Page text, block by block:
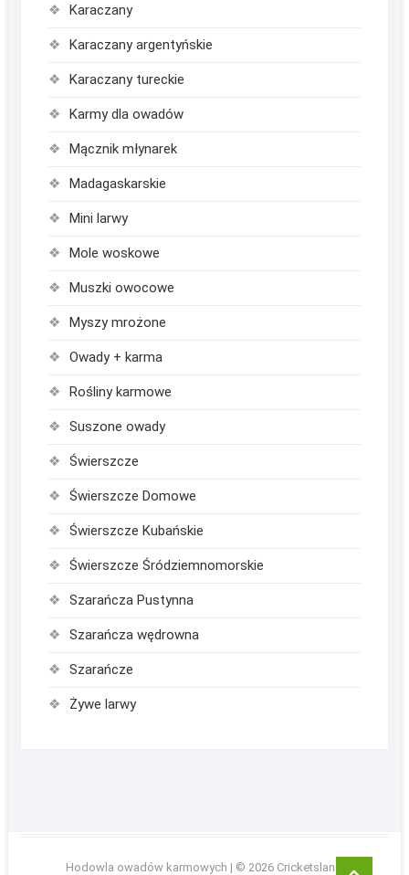
Karaczany
Karaczany argentyńskie
Karaczany tureckie
Karmy dla owadów
Mącznik młynarek
Madagaskarskie
Mini larwy
Mole woskowe
Muszki owocowe
Myszy mrożone
Owady + karma
Rośliny karmowe
Suszone owady
Świerszcze
Świerszcze Domowe
Świerszcze Kubańskie
Świerszcze Śródziemnomorskie
Szarańcza Pustynna
Szarańcza wędrowna
Szarańcze
Żywe larwy
Hodowla owadów karmowych | © 2026 Cricketsland